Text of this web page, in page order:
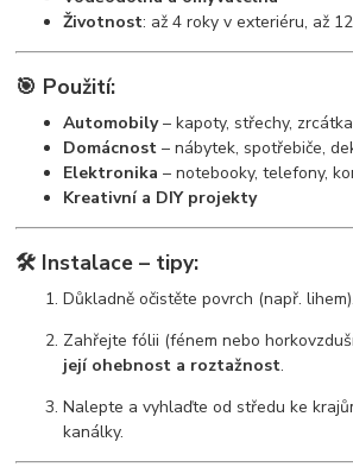
Životnost: až 4 roky v exteriéru, až
🎯 Použití:
Automobily– kapoty, střechy,
Domácnost – nábytek, spotřebiče,
Elektronika – notebooky, telefony,
Kreativní a DIY projekty
🛠️ Instalace – tipy:
Důkladně očistěte povrch (např. lihem).
Zahřejte fólii (fénem nebo
její ohebnost a roztažnost.
Nalepte a vyhlaďte od středu ke
kanálky.